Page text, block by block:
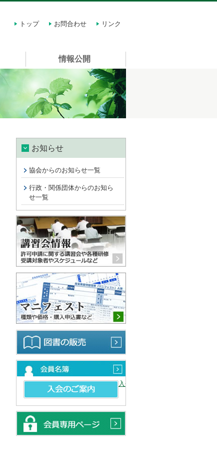
トップ
お問合わせ リンク
情報公開
お知らせ
協会からのお知らせ一覧
行政・関係団体からのお知ら
せ一覧
入会のご案内